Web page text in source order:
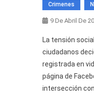
Crimenes
9 De Abril De
La tensión
ciudadanos
registrada en
página de
intersección